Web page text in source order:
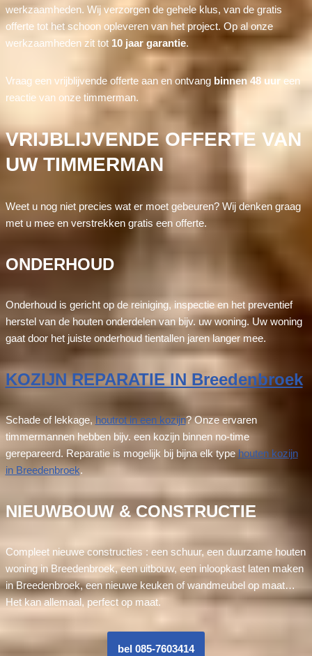
werkzaamheden. Wij verzorgen de gehele klus, van de gratis
offerte tot het schoon opleveren van het project. Op al onze
werkzaamheden zit tot 10 jaar garantie.
Vraag een vrijblijvende offerte aan en ontvang binnen 48 uureen
reactie van onze timmerman.
VRIJBLIJVENDE OFFERTE VAN
UW TIMMERMAN
Weet u nog niet precies wat er moet gebeuren? Wij denken graag
met u mee en verstrekken gratis een offerte.
ONDERHOUD
Onderhoud is gericht op de reiniging, inspectie en het preventief
herstel van de houten onderdelen van bijv. uw woning. Uw woning
gaat door het juiste onderhoud tientallen jaren langer mee.
KOZIJN REPARATIE IN Breedenbroek
Schade of lekkage, houtrot in een kozijn? Onze ervaren
timmermannen hebben bijv. een kozijn binnen no-time
gerepareerd. Reparatie is mogelijk bij bijna elk type houten kozijn
in Breedenbroek.
NIEUWBOUW & CONSTRUCTIE
Compleet nieuwe constructies : een schuur, een duurzame houten
woning in Breedenbroek, een uitbouw, een inloopkast laten maken
in Breedenbroek, een nieuwe keuken of wandmeubel op maat…
Het kan allemaal, perfect op maat.
bel 085-7603414